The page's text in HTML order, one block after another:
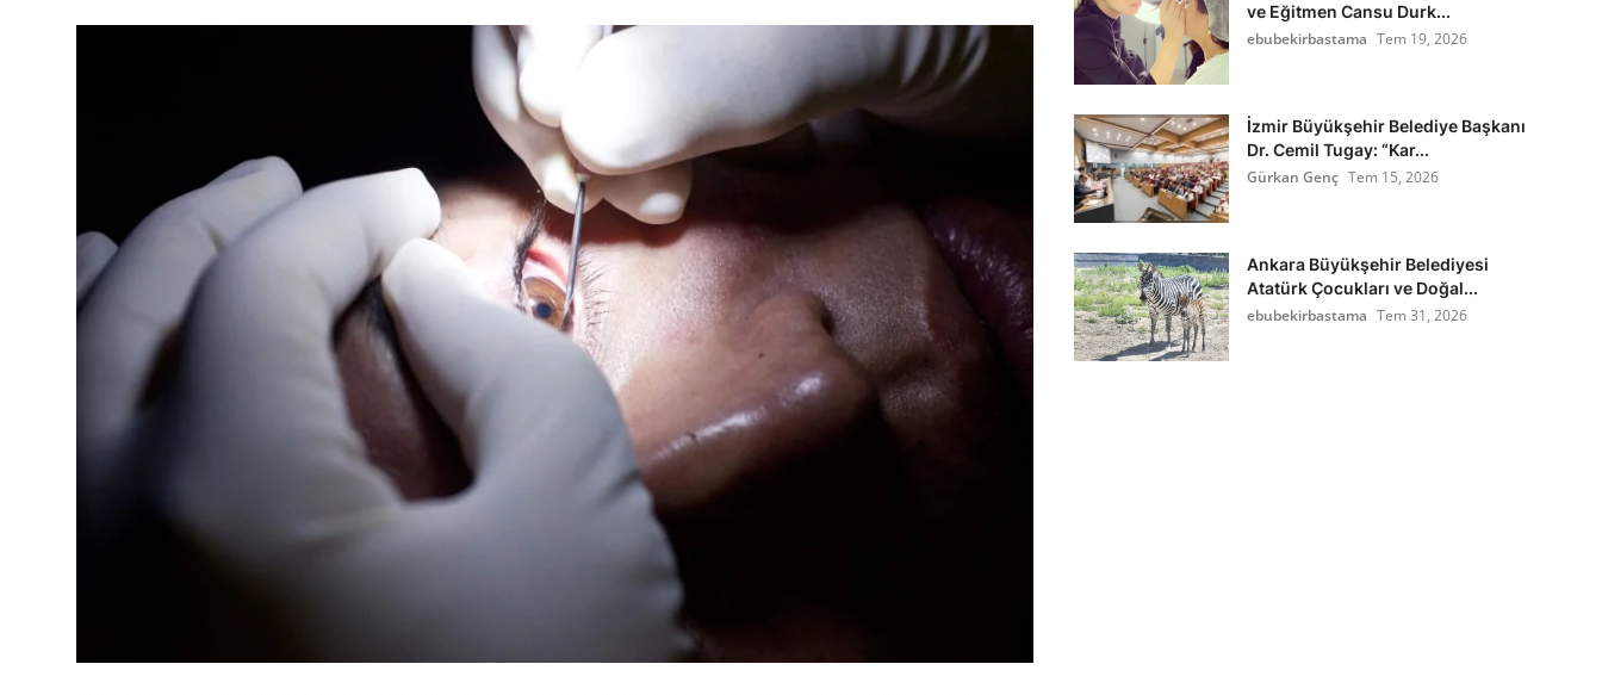
ve Eğitmen Cansu Durk...
ebubekirbastama Tem 19, 2026
İzmir Büyükşehir Belediye Başkanı
Dr. Cemil Tugay: “Kar...
Gürkan Genç Tem 15, 2026
Ankara Büyükşehir Belediyesi
Atatürk Çocukları ve Doğal...
ebubekirbastama Tem 31, 2026